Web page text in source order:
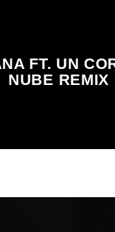
FT. UN
NUBE REMIX